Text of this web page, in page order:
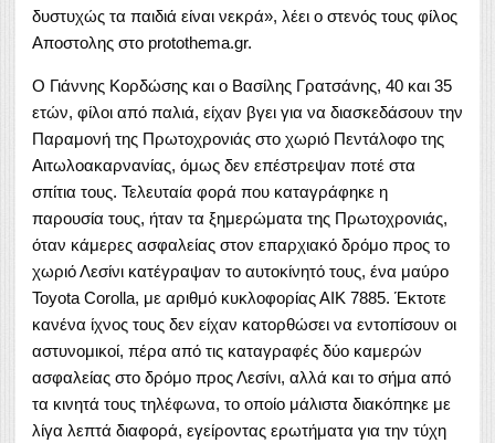
δυστυχώς τα παιδιά είναι νεκρά», λέει ο στενός τους φίλος
Αποστολης στο protothema.gr.
Ο Γιάννης Κορδώσης και ο Βασίλης Γρατσάνης, 40 και 35
ετών, φίλοι από παλιά, είχαν βγει για να διασκεδάσουν την
Παραμονή της Πρωτοχρονιάς στο χωριό Πεντάλοφο της
Αιτωλοακαρνανίας, όμως δεν επέστρεψαν ποτέ στα
σπίτια τους. Τελευταία φορά που καταγράφηκε η
παρουσία τους, ήταν τα ξημερώματα της Πρωτοχρονιάς,
όταν κάμερες ασφαλείας στον επαρχιακό δρόμο προς το
χωριό Λεσίνι κατέγραψαν το αυτοκίνητό τους, ένα μαύρο
Toyota Corolla, με αριθμό κυκλοφορίας ΑΙΚ 7885. Έκτοτε
κανένα ίχνος τους δεν είχαν κατορθώσει να εντοπίσουν οι
αστυνομικοί, πέρα από τις καταγραφές δύο καμερών
ασφαλείας στο δρόμο προς Λεσίνι, αλλά και το σήμα από
τα κινητά τους τηλέφωνα, το οποίο μάλιστα διακόπηκε με
λίγα λεπτά διαφορά, εγείροντας ερωτήματα για την τύχη